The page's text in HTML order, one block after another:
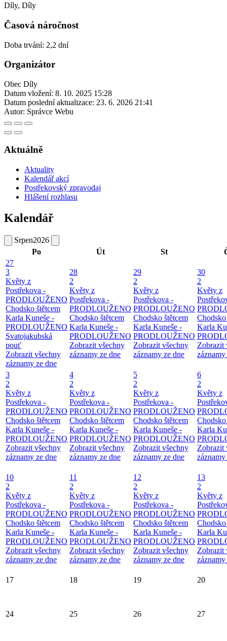
Díly, Díly
Časová náročnost
Doba trvání: 2,2 dní
Organizátor
Obec Díly
Datum vložení: 8. 10. 2025 15:28
Datum poslední aktualizace: 23. 6. 2026 21:41
Autor: Správce Webu
Aktuálně
Aktuality
Kalendář akcí
Postřekovský zpravodaj
Hlášení rozhlasu
Kalendář
Srpen2026
Po
Út St
27
3
Květy z
Postřekova -
PRODLOUŽENO
Chodsko štětcem
Karla Kuneše -
PRODLOUŽENO
Svatojakubská
pouť
Zobrazit všechny
záznamy ze dne
28
2
Květy z
Postřekova -
PRODLOUŽENO
Chodsko štětcem
Karla Kuneše -
PRODLOUŽENO
Zobrazit všechny
záznamy ze dne
29
2
Květy z
Postřekova -
PRODLOUŽENO
Chodsko štětcem
Karla Kuneše -
PRODLOUŽENO
Zobrazit všechny
záznamy ze dne
30
2
Květy z
Chodsko
Karla
Zobrazit
3
2
Květy z
Postřekova -
PRODLOUŽENO
Chodsko štětcem
Karla Kuneše -
PRODLOUŽENO
Zobrazit všechny
záznamy ze dne
4
2
Květy z
Postřekova -
PRODLOUŽENO
Chodsko štětcem
Karla Kuneše -
PRODLOUŽENO
Zobrazit všechny
záznamy ze dne
5
2
Květy z
Postřekova -
PRODLOUŽENO
Chodsko štětcem
Karla Kuneše -
PRODLOUŽENO
Zobrazit všechny
záznamy ze dne
6
2
Květy z
Chodsko
Karla
Zobrazit
10
2
Květy z
Postřekova -
PRODLOUŽENO
Chodsko štětcem
Karla Kuneše -
PRODLOUŽENO
Zobrazit všechny
záznamy ze dne
11
2
Květy z
Postřekova -
PRODLOUŽENO
Chodsko štětcem
Karla Kuneše -
PRODLOUŽENO
Zobrazit všechny
záznamy ze dne
12
2
Květy z
Postřekova -
PRODLOUŽENO
Chodsko štětcem
Karla Kuneše -
PRODLOUŽENO
Zobrazit všechny
záznamy ze dne
13
2
Květy z
Chodsko
Karla
Zobrazit
17 18 19 20
24 25 26 27